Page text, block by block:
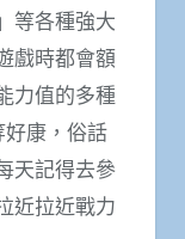
等各種強大
戲時都會額
力值的多種
康，俗話
天記得去參
近拉近戰力